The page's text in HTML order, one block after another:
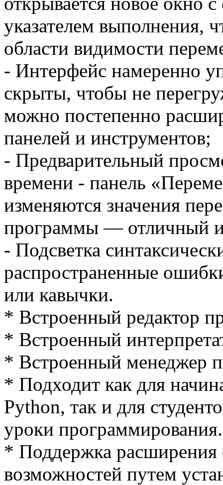
указателем выполнения,
области видимости
- Интерфейс намеренно
скрыты, чтобы не
можно постепенно
панелей и инструментов;
- Предварительный
времени - панель
изменяются значения
программы — отличный
- Подсветка
распространенные
или кавычки.
* Встроенный редактор
* Встроенный
* Встроенный менеджер
* Подходит как для
Python, так и для
уроки программирования.
* Поддержка
возможностей путем